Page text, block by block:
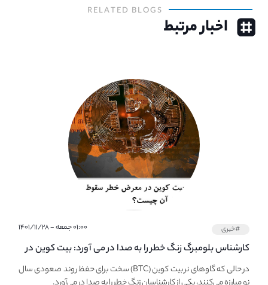
RELATED BLOGS
اخبار مرتبط
#خبری ۰۱:۰۰ جمعه - ۱۴۰۱/۱۱/۲۸
کارشناس بلومبرگ زنگ خطر را به صدا در می آورد: بیت کوین در
معرض خطر سقوط بزرگ است - دلیل آن چیست؟در حالی که گاوهای نر بیت کوین (BTC) سخت برای حفظ روند صعودی سال